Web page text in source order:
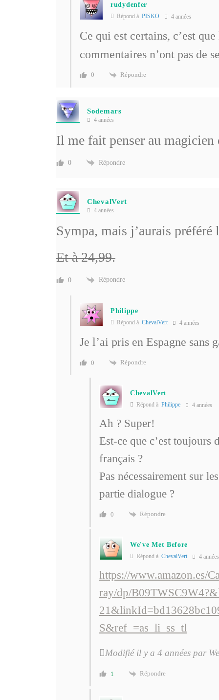
rudydenfer
Répond à PISKO 4 années
Ce qui est certains, c’est
commentaires n’ont pas de
0 Répondre
Sodemars
4 années
Il me fait penser au magicien
0 Répondre
ChevalVert
4 années
Sympa, mais j’aurais
Et à 24,99.
0 Répondre
Philippe
Répond à ChevalVert 4 années
Je l’ai pris en Espagne sans
0 Répondre
ChevalVert
Répond à Philippe 4 années
Ah ? Super!
Est-ce que c’est toujours
français ?
Pas nécessairement sur
partie dialogue ?
0 Répondre
We've Met Before
Répond à ChevalVert 4 années
https://www.amazon.es/
ray/dp/
S&ref_=as_li_ss_tl
Modifié il y a 4 années par
1 Répondre